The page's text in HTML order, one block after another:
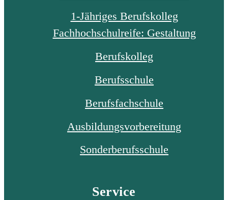
1-Jähriges Berufskolleg
Fachhochschulreife: Gestaltung
Berufskolleg
Berufsschule
Berufsfachschule
Ausbildungsvorbereitung
Sonderberufsschule
Service